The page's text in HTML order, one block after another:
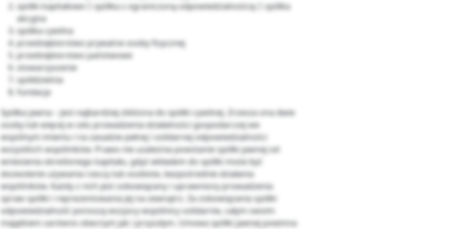
spółki kapitałowe  spółka z ograniczoną odpowiedzialnością  spółka
akcyjna
spółka cywilna
przedsiębiorstwo prywatne osoby fizycznej
przedsiębiorstwo państwowe
stowarzyszenie
spółdzielnia
fundacja
Spółka jawna – jest najbardziej zbliżona do spółki cywilnej. Zrzesza ona dwie
osoby lub więcej w celu prowadzenia działalności gospodarczej we
wspólnym imieniu i na zasadzie pełnej i solidarnej odpowiedzialności
wszystkich wspólników. Prawo nie uzależnia powstanie spółki jawnej od
wniesienia określonego kapitału, gdyż wkładem do spółki może być
dozwolenie używania rzeczy lub osobiste, bezpośrednie działania
wspólników. Każdy z nich jest zobowiązany i uprawniony prowadzenia
spraw spółki i reprezentowania jej na zewnątrz. Za zobowiązania spółki
odpowiedzialność ponoszą wszyscy wspólnicy solidarnie, całym swoim
majątkiem zarówno obecnym jak i przyszłym. Umowa spółki jawnej powinna